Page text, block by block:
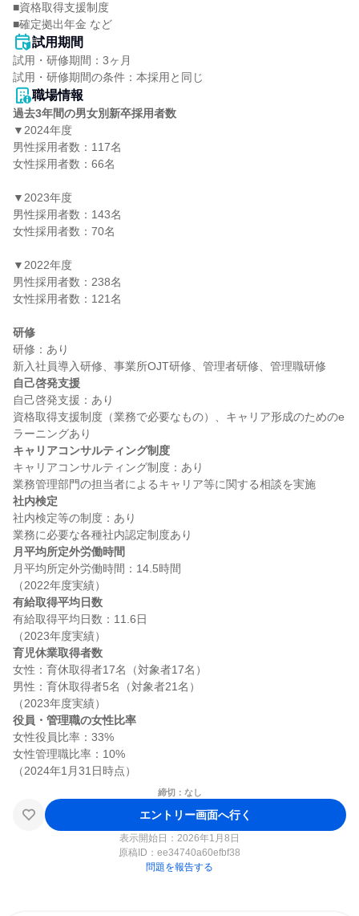
■資格取得支援制度
■確定拠出年金 など
試用期間
試用・研修期間：3ヶ月
職場情報
過去3年間の男女別新卒採用者数
▼2024年度
男性採用者数：117名
女性採用者数：66名
▼2023年度
男性採用者数：143名
女性採用者数：70名
▼2022年度
男性採用者数：238名
女性採用者数：121名
研修
研修：あり
自己啓発支援
自己啓発支援：あり
資格取得支援制度（業務で必要なもの）、キャリア形成のためのe
キャリアコンサルティング制度
キャリアコンサルティング制度：あり
社内検定
社内検定等の制度：あり
月平均所定外労働時間
月平均所定外労働時間：14.5時間
有給取得平均日数
有給取得平均日数：11.6日
育児休業取得者数
女性：育休取得者17名（対象者17名）
男性：育休取得者5名（対象者21名）
役員・管理職の女性比率
女性役員比率：33%
女性管理職比率：10%
締切：なし
エントリー画面へ行く
表示開始日：2026年1月8日
原稿ID： ee34740a60efbf38
問題を報告する